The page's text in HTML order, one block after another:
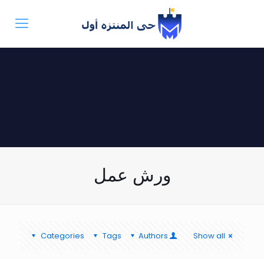
ورش عمل
Categories Tags Authors Show all